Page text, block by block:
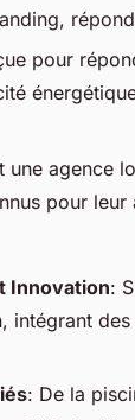
pour
une agence
pour
Innovation:
intégrant
: De la